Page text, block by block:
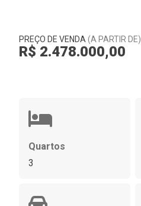
PREÇO DE VENDA (A PARTIR DE)
R$ 2.478.000,00
Quartos
3